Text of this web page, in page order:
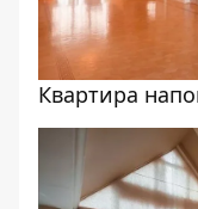
Квартира